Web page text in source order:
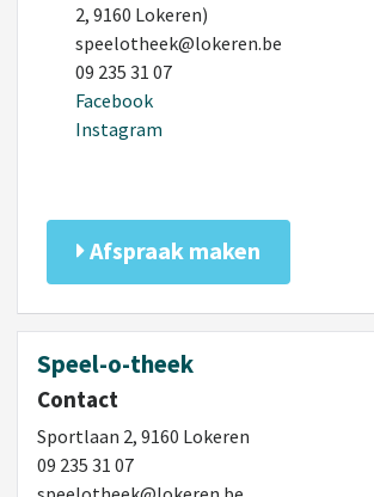
2, 9160 Lokeren)
speelotheek@lokeren.be
09 235 31 07
Facebook
Instagram
Afspraak maken
Speel-o-theek
Contact
Sportlaan 2, 9160 Lokeren
09 235 31 07